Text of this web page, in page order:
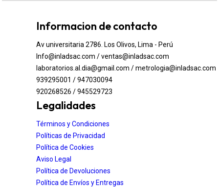
Informacion de contacto
Av universitaria 2786. Los Olivos, Lima - Perú
Info@inladsac.com / ventas@inladsac.com
laboratorios.al.dia@gmail.com / metrologia@inladsac.com
939295001 / 947030094
920268526 / 945529723
Legalidades
Términos y Condiciones
Políticas de Privacidad
Política de Cookies
Aviso Legal
Política de Devoluciones
Política de Envíos y Entregas